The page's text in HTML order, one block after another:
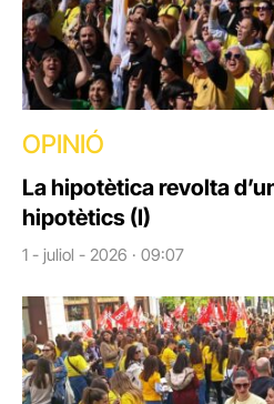
OPINIÓ
La hipotètica revolta
hipotètics (I)
1 - juliol - 2026 · 09:07